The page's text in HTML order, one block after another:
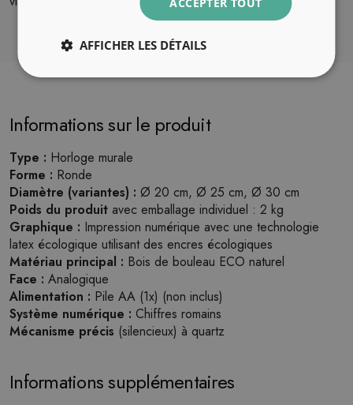
Informations sur le produit
Type : Horloge murale
Forme : Ronde
Diamètre (variantes) : Ø 20 cm, Ø 25 cm, Ø 30 cm
Poids du produit avec emballage individuel : 2 kg
Graphique : Impression numérique avec une technologie
latex écologique utilisant des encres écologiques
Matériau principal : Bois de bouleau ECO naturel
Face : Analogique
Alimentation : Pile AA (1x) (non inclus)
Système numérique : Chiffres romains
Mécanisme précis (silencieux) à quartz
Informations supplémentaires
AFFICHER LES DÉTAILS